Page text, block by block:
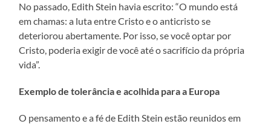
No passado, Edith Stein havia escrito: “O mundo está
em chamas: a luta entre Cristo e o anticristo se
deteriorou abertamente. Por isso, se você optar por
Cristo, poderia exigir de você até o sacrifício da própria
vida”.
Exemplo de tolerância e acolhida para a Europa
O pensamento e a fé de Edith Stein estão reunidos em